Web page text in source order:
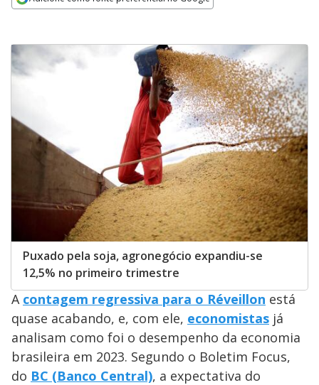
Puxado pela soja, agronegócio expandiu-se
12,5% no primeiro trimestre
A contagem regressiva para o Réveillon está
quase acabando, e, com ele, economistas já
analisam como foi o desempenho da economia
brasileira em 2023. Segundo o Boletim Focus,
do BC (Banco Central), a expectativa do